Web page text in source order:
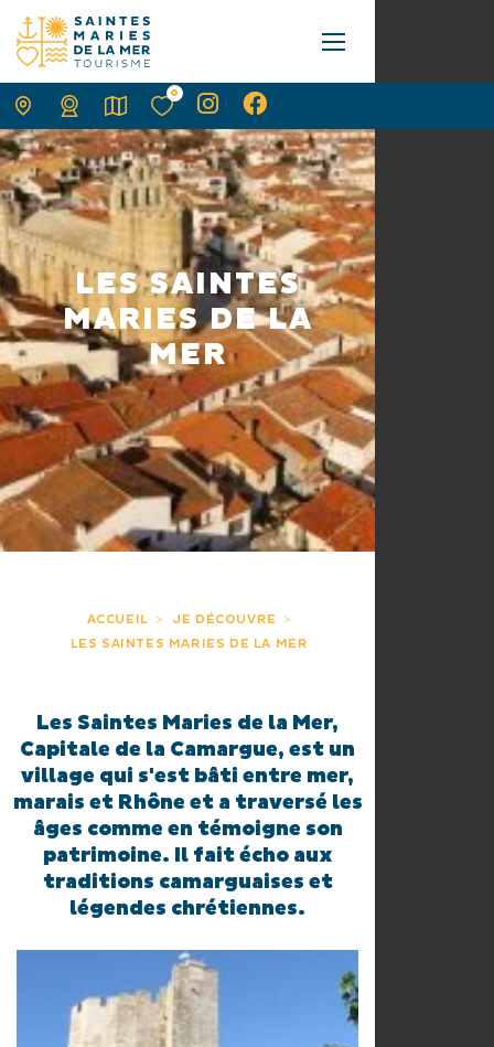
LES SAINTES
MARIES DE LA
MER
ACCUEIL
JE DÉCOUVRE
LES SAINTES MARIES DE LA MER
Les Saintes Maries de la Mer,
Capitale de la Camargue, est un
village qui s'est bâti entre mer,
marais et Rhône et a traversé les
âges comme en témoigne son
patrimoine. Il fait écho aux
traditions camarguaises et
légendes chrétiennes.
0